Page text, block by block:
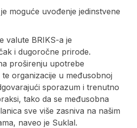
moguće uvođenje jedinstvene
valute BRIKS-a je
i dugoročne prirode.
proširenju upotrebe
organizacije u međusobnoj
sporazum i trenutno
tako da se međusobna
sve više zasniva na našim
naveo je Suklal.